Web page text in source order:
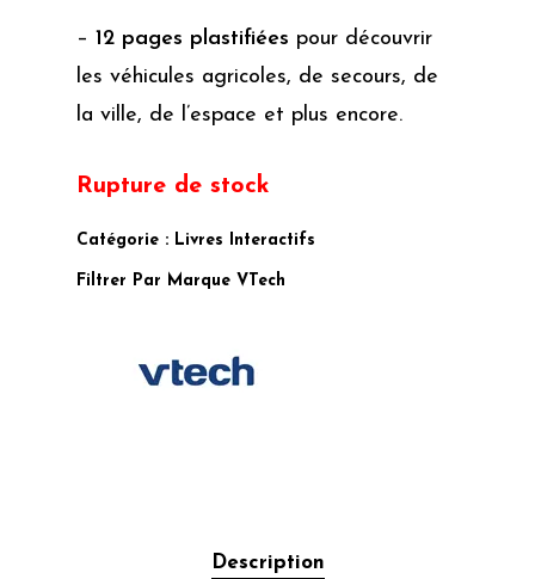
– 12 pages plastifiées pour découvrir
les véhicules agricoles, de secours, de
la ville, de l’espace et plus encore.
Rupture de stock
Catégorie : Livres Interactifs
Filtrer Par Marque VTech
Description